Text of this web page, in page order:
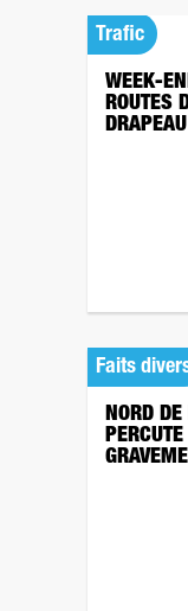
Trafic
WEEK-
ROUTES
Faits
NORD DE